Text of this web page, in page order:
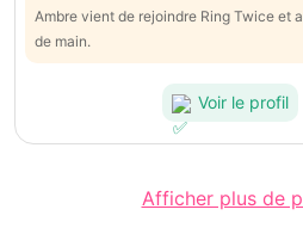
Ambre vient de rejoindre Ring Twice et
de main.
Voir le profil
Afficher plus de